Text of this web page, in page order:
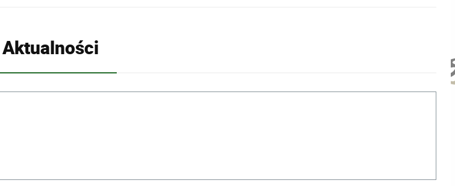
Aktualności